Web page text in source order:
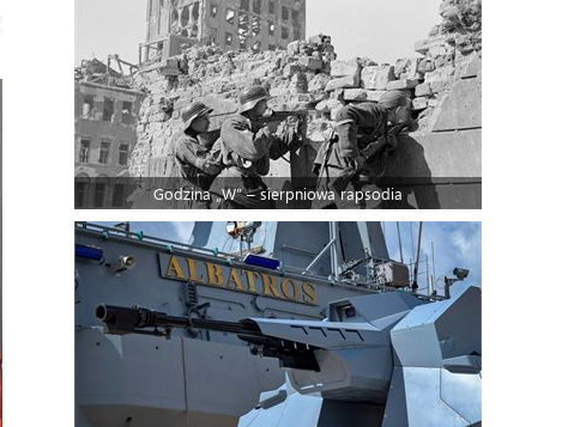
Godzina „W” – sierpniowa rapsodia